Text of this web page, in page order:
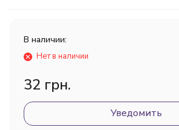
В наличии:
Нет в наличии
32 грн.
Уведомить